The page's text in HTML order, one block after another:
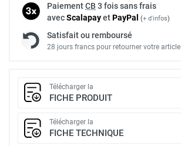
PaiementCB 3 fois sans frais
avecScalapayetPayPal (+ d'infos)
Satisfait ou remboursé
28 jours francs pour retourner votre article
Télécharger la
FICHE PRODUIT
Télécharger la
FICHE TECHNIQUE